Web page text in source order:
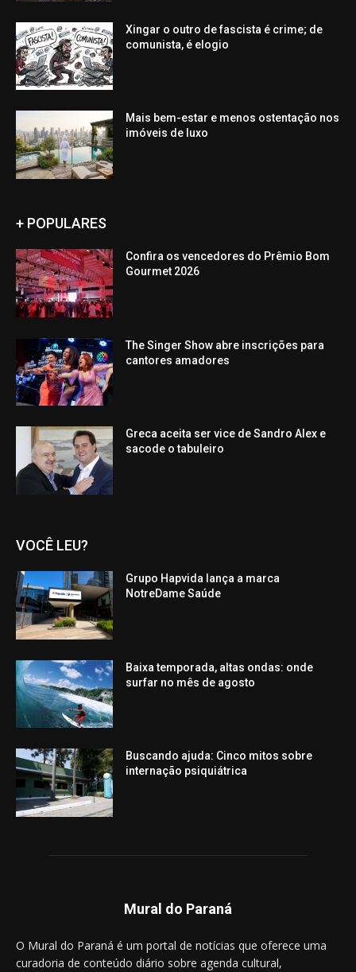
Xingar o outro de fascista é crime; de
comunista, é elogio
Mais bem-estar e menos ostentação nos
imóveis de luxo
+ POPULARES
Confira os vencedores do Prêmio Bom
Gourmet 2026
The Singer Show abre inscrições para
cantores amadores
Greca aceita ser vice de Sandro Alex e
sacode o tabuleiro
VOCÊ LEU?
Grupo Hapvida lança a marca
NotreDame Saúde
Baixa temporada, altas ondas: onde
surfar no mês de agosto
Buscando ajuda: Cinco mitos sobre
internação psiquiátrica
Mural do Paraná
O Mural do Paraná é um portal de notícias que oferece uma
curadoria de conteúdo diário sobre agenda cultural,